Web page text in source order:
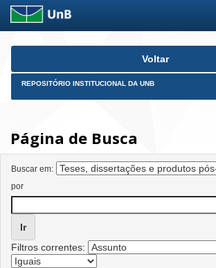
Skip
Voltar
REPOSITÓRIO INSTITUCIONAL DA UNB
Página de Busca
Buscar em:
por
Filtros correntes: